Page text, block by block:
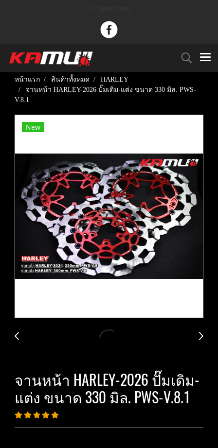
หน้าแรก สินค้าทั้งหมด
HARLEY
จานหน้า HARLEY-2026 ปั๊มเดิม-แต่ง ขนาด 330 มิล. PWS-
V.8.1
New
จานหน้า HARLEY-2026 ปั๊มเดิม-
แต่ง ขนาด 330 มิล. PWS-V.8.1